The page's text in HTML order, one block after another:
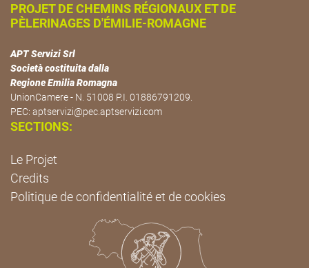
PROJET DE CHEMINS RÉGIONAUX ET DE
PÈLERINAGES D'ÉMILIE-ROMAGNE
APT Servizi Srl
Società costituita dalla
Regione Emilia Romagna
UnionCamere - N. 51008 P.I. 01886791209.
PEC: aptservizi@pec.aptservizi.com
SECTIONS:
Le Projet
Credits
Politique de confidentialité et de cookies